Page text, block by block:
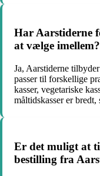
Har Aarstiderne
at vælge imellem?
Ja, Aarstiderne
passer til forskellige
kasser, vegetariske
måltidskasser er
Er det muligt at
bestilling fra